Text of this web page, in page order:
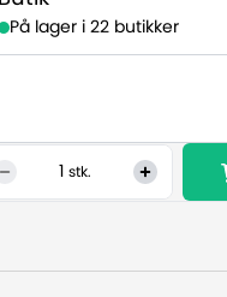
På lager i 22 butikker
stk.